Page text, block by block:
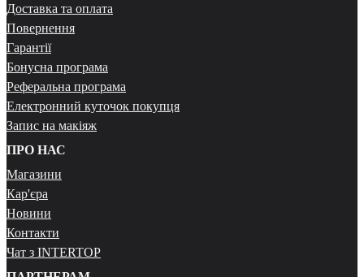
Доставка та оплата
Повернення
Гарантії
Бонусна програма
Реферальна програма
Електронний куточок покупця
Запис на макіяж
ПРО НАС
Магазини
Кар'єра
Новини
Контакти
Чат з INTERTOP